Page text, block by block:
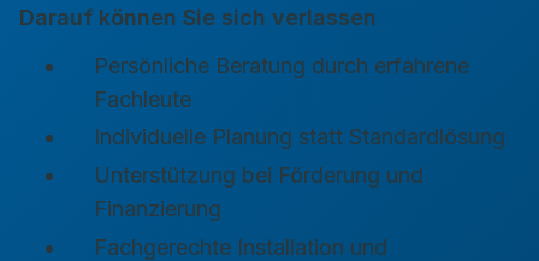
Darauf können Sie sich verlassen
Persönliche Beratung durch erfahrene
Fachleute
Individuelle Planung statt Standardlösung
Unterstützung bei Förderung und
Finanzierung
Fachgerechte Installation und